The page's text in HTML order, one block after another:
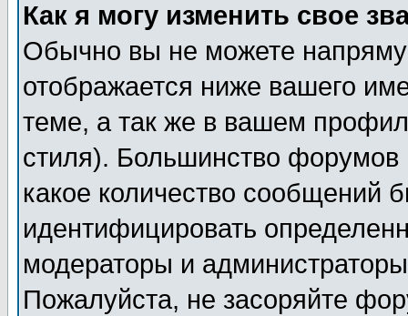
Как я могу изменить свое
Обычно вы не можете
отображается ниже вашего
теме, а так же в вашем
стиля). Большинство форумов
какое количество сообщений
идентифицировать
модераторы и
Пожалуйста, не засоряйте